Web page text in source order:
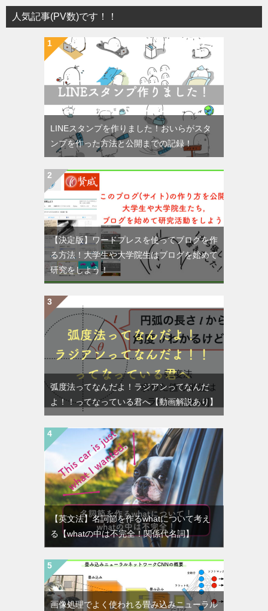
人気記事(PV数)です！！
LINEスタンプを作りました！おいらがスタ
ンプを作った方法と公開までの記録！
【決定版】ワードプレスを使ってブログを作
る方法！大学生や大学院生はブログを始めて
研究をしよう！
弧度法ってなんだよ！ラジアンってなんだ
よ！！ってなっている君へ【動画解説あり】
【英文法】名詞節を作るwhatについて考え
る【whatの中は不完全！関係代名詞】
画像処理でよく使われる畳み込みニューラル